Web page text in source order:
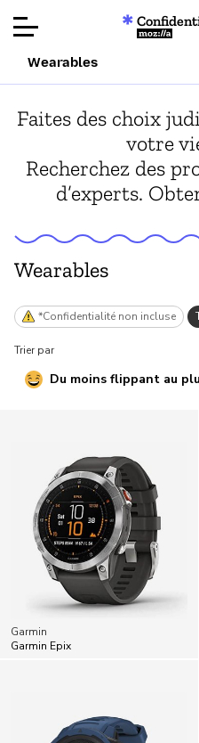
Tests de
produits
Articles
Mozilla
Wearables
Faites des choix
votre
Recherchez des
d’experts.
Wearables
*Confidentialité non incluse
Trier par
Du moins flippant au
Garmin
Garmin Epix